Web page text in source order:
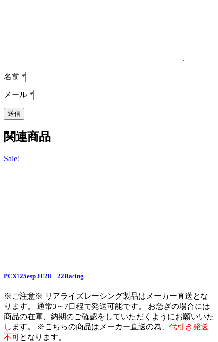
名前 *
メール *
関連商品
Sale!
PCX125esp JF28 22Racing
※ご注意※ リアライズレーシング製品はメーカー直送とな
ります。 通常3～7日程で発送可能です。 お急ぎの場合には
商品の在庫、納期のご確認をしていただくようにお願いいた
します。 ※こちらの商品はメーカー直送の為、 代引き発送
不可となります。